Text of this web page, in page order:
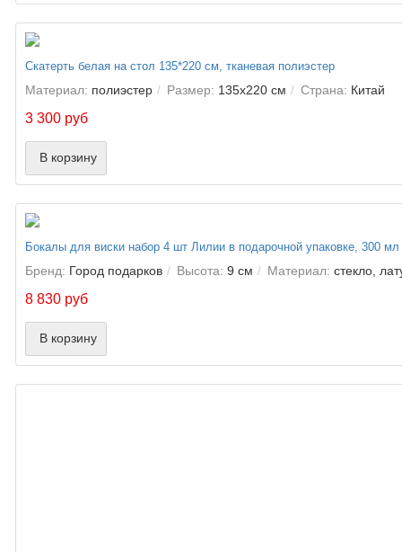
Скатерть белая на стол 135*220 см, тканевая полиэстер
Материал: полиэстер Размер: 135х220 см Страна: Китай
3 300 руб
В корзину
Бокалы для виски набор 4 шт Лилии в подарочной упаковке, 300 мл
Бренд: Город подарков Высота: 9 см Материал: стекло,
8 830 руб
В корзину